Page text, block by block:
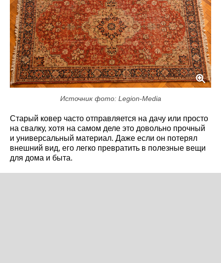
Источник фото: Legion-Media
Старый ковер часто отправляется на дачу или просто
на свалку, хотя на самом деле это довольно прочный
и универсальный материал. Даже если он потерял
внешний вид, его легко превратить в полезные вещи
для дома и быта.